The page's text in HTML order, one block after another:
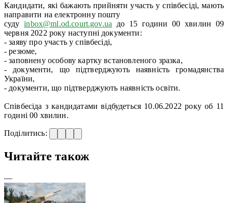
Кандидати, які бажають прийняти участь у співбесіді, мають
направити на електронну пошту
судуinbox@ml.od.court.gov.ua до 15 години 00 хвилин 09
червня 2022 року наступні документи:
- заяву про участь у співбесіді,
- резюме,
- заповнену особову картку встановленого зразка,
- документи, що підтверджують наявність громадянства
України,
- документи, що підтверджують наявність освіти.
Співбесіда з кандидатами відбудеться 10.06.2022 року об 11
годині 00 хвилин.
Поділитись:
Читайте також
—